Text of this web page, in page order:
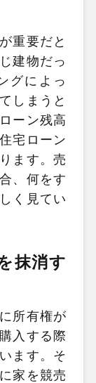
重要だと
建物だっ
グによっ
しまうと
ーン残高
宅ローン
ます。売
、何をす
く見てい
抹消す
所有権が
入する際
ます。そ
家を競売